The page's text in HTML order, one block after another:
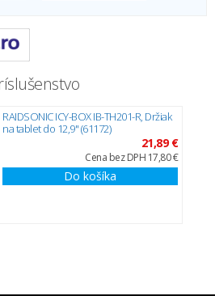
RAIDSONIC ICY-BOX IB-TH201-R, Držiak
na tablet do 12,9" (61172)
21,89 €
Cena bez DPH 17,80 €
Do košíka